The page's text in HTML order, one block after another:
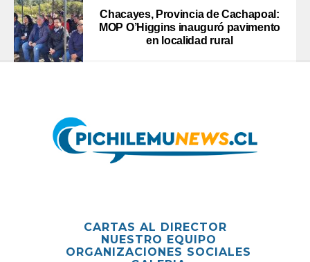
Chacayes, Provincia de Cachapoal:
MOP O’Higgins inauguró pavimento
en localidad rural
CARTAS AL DIRECTOR
NUESTRO EQUIPO
ORGANIZACIONES SOCIALES